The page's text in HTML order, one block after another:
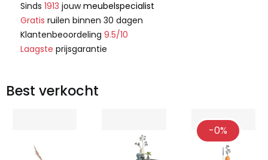
Sinds 1913 jouwmeubelspecialist
Gratis ruilen binnen 30 dagen
Klantenbeoordeling 9.5/10
Laagste prijsgarantie
Best verkocht
-0%